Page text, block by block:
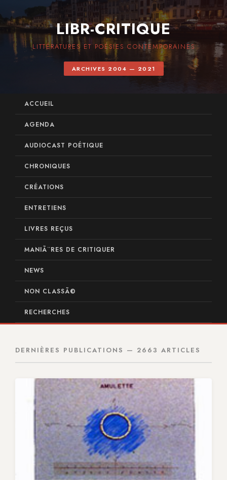
LIBR-CRITIQUE
LITTÉRATURES ET POÉSIES CONTEMPORAINES
ARCHIVES 2004 — 2021
ACCUEIL
AGENDA
AUDIOCAST POÉTIQUE
CHRONIQUES
CRÉATIONS
ENTRETIENS
LIVRES REÇUS
MANIÃ¨RES DE CRITIQUER
NEWS
NON CLASSÃ©
RECHERCHES
DERNIÈRES PUBLICATIONS — 2663 ARTICLES